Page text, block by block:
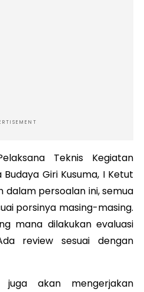
Teknis Kegiatan
Giri Kusuma, I Ketut
persoalan ini, semua
porsinya masing-masing.
mana dilakukan evaluasi
review sesuai dengan
juga akan mengerjakan